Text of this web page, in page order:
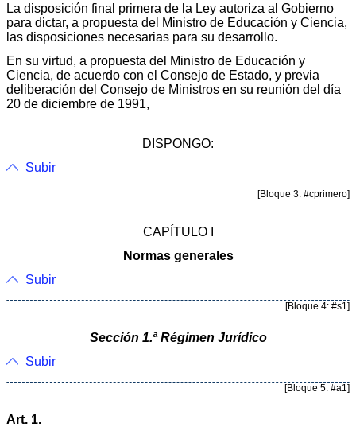
La disposición final primera de la Ley autoriza al Gobierno
para dictar, a propuesta del Ministro de Educación y Ciencia,
las disposiciones necesarias para su desarrollo.
En su virtud, a propuesta del Ministro de Educación y
Ciencia, de acuerdo con el Consejo de Estado, y previa
deliberación del Consejo de Ministros en su reunión del día
20 de diciembre de 1991,
DISPONGO:
Subir
[Bloque 3: #cprimero]
CAPÍTULO I
Normas generales
Subir
[Bloque 4: #s1]
Sección 1.ª Régimen Jurídico
Subir
[Bloque 5: #a1]
Art. 1.